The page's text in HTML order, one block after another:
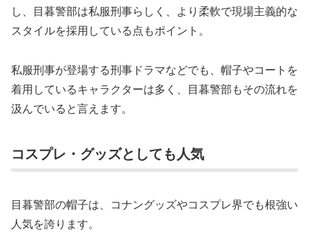
し、目暮警部は私服刑事らしく、より柔軟で現場主義的な
スタイルを採用している点もポイント。
私服刑事が登場する刑事ドラマなどでも、帽子やコートを
着用しているキャラクターは多く、目暮警部もその流れを
汲んでいると言えます。
コスプレ・グッズとしても人気
目暮警部の帽子は、コナングッズやコスプレ界でも根強い
人気を誇ります。